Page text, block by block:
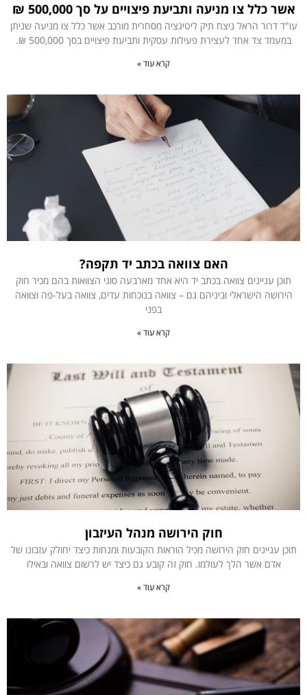
אשר כלל צו מניעה ותביעת פיצויים על סך 500,000 ₪
עו"ד דרור הראל ניצח תיק ליטיגציה מסחרית מורכב אשר כלל צו מניעה שניתן
במעמד צד אחד לעצירת פעילות עסקית ותביעת פיצויים בסך 500,000 ₪.
קרא עוד »
האם צוואה בכתב יד תקפה?
תוכן עניינים צוואה בכתב יד היא אחד מארבעה סוגי הצוואות בהם מכיר חוק
הירושה הישראלי וביניהם גם – צוואה בנוכחות עדים, צוואה בעל-פה וצוואה
בפני
קרא עוד »
חוק הירושה מנהל העיזבון
תוכן עניינים חוק הירושה מכיל הוראות הקובעות ומנחות כיצד יחולק עזבונו של
אדם אשר הלך לעולמו. חוק זה קובע גם כיצד יש לרשום צוואה ובאילו
קרא עוד »